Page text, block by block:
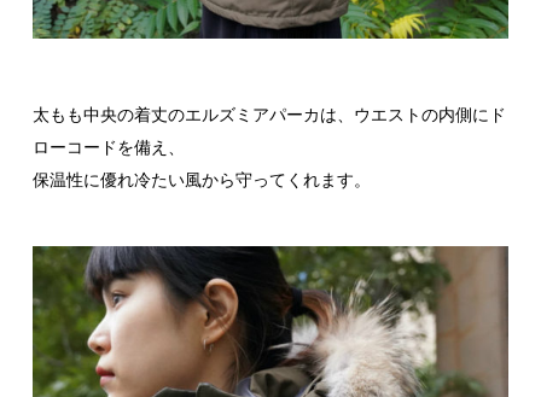
太もも中央の着丈のエルズミアパーカは、ウエストの内側にド
ローコードを備え、
保温性に優れ冷たい風から守ってくれます。